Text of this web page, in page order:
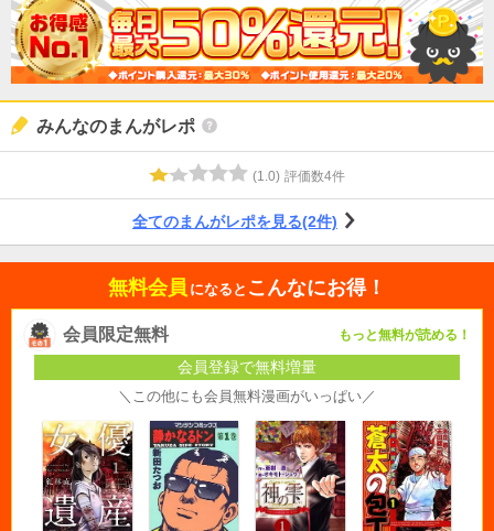
みんなのまんがレポ
(1.0) 評価数4件
全てのまんがレポを見る(2件)
無料会員 になると こんなにお得！
会員限定無料 もっと無料が読める！
会員登録で無料増量
＼この他にも会員無料漫画がいっぱい／